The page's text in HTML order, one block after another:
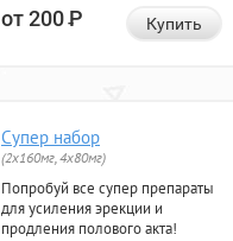
от 200Р Купить
Супер набор
(2х160мг, 4х80мг)
Попробуй все супер препараты
для усиления эрекции и
продления полового акта!